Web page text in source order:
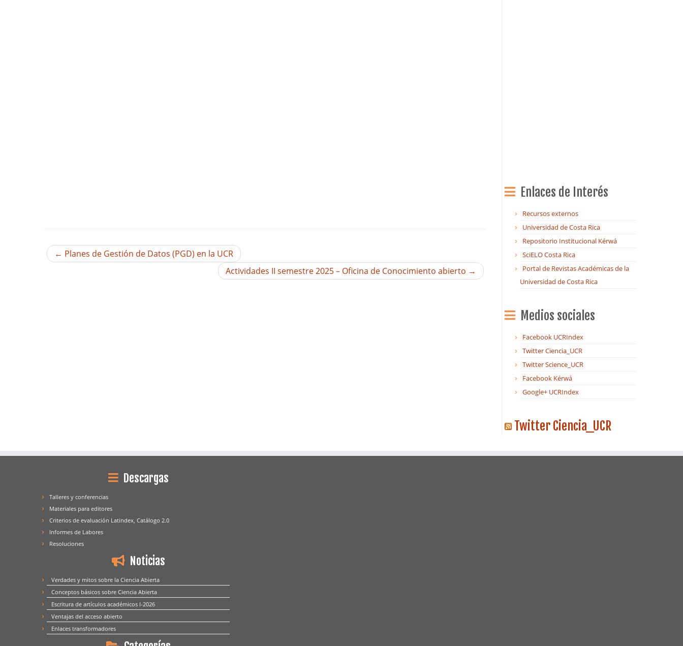
← Planes de Gestión de Datos (PGD) en la UCR
Actividades II semestre 2025 – Oficina de Conocimiento abierto →
Enlaces de Interés
Recursos externos
Universidad de Costa Rica
Repositorio Institucional Kérwá
SciELO Costa Rica
Portal de Revistas Académicas de la
Universidad de Costa Rica
Medios sociales
Facebook UCRIndex
Twitter Ciencia_UCR
Twitter Science_UCR
Facebook Kérwá
Google+ UCRIndex
Twitter Ciencia_UCR
Descargas
Talleres y conferencias
Materiales para editores
Criterios de evaluación Latindex, Catálogo 2.0
Informes de Labores
Resoluciones
Noticias
Verdades y mitos sobre la Ciencia Abierta
Conceptos básicos sobre Ciencia Abierta
Escritura de artículos académicos I-2026
Ventajas del acceso abierto
Enlaces transformadores